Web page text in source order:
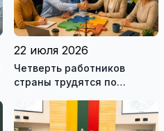
22 июля 2026
Четверть работников
страны трудятся по
это выгодно и
сотрудникам, и